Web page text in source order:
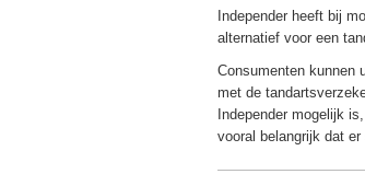
Independer heeft bij
alternatief voor een
Consumenten kunnen
met de
Independer mogelijk
vooral belangrijk dat